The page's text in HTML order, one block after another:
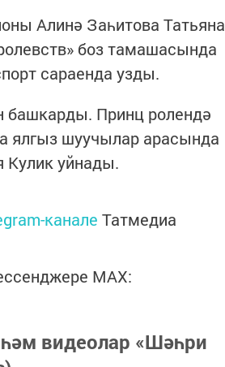
Алинә Заһитова Татьяна
боз тамашасында
сараенда узды.
башкарды. Принц ролендә
ялгыз шуучылар арасында
Кулик уйнады.
канале Татмедиа
MАХ:
видеолар «Шәһри